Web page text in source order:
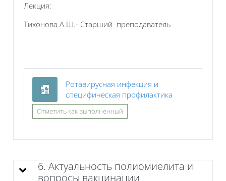
Лекция:
Тихонова А.Ш.- Старший преподаватель
Ротавирусная инфекция и
специфическая профилактика
Отметить как выполненный
6. Актуальность полиомиелита и
вопросы вакцинации